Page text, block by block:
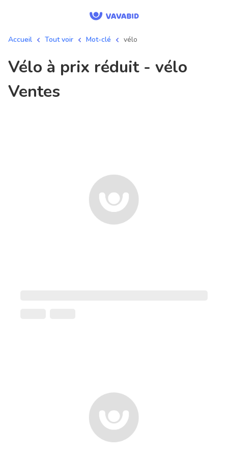
Accueil Tout voir Mot-clé vélo
vélo à prix réduit - vélo
Ventes